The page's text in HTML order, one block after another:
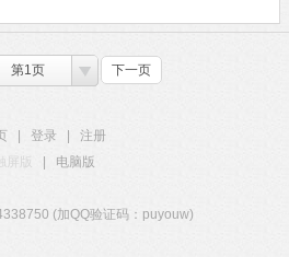
第1页 下一页
登录
注册
触屏版
电脑版
(加QQ验证码：puyouw)